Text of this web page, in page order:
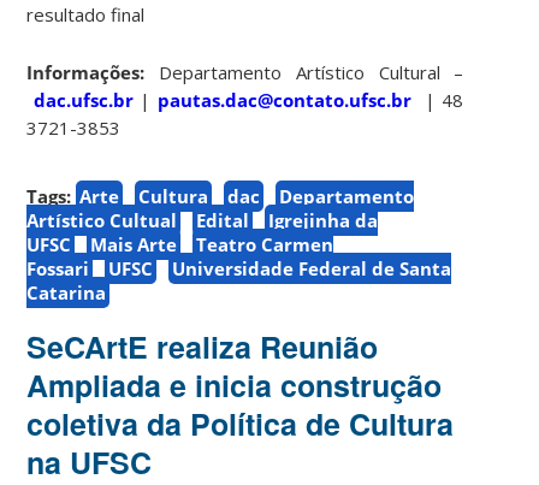
resultado final
Informações: Departamento Artístico Cultural –
dac.ufsc.br| pautas.dac@contato.ufsc.br| 48
3721-3853
Tags: Arte Cultura dac
Departamento
Artístico Cultual
Edital
Igrejinha da
UFSC
Mais Arte
Teatro Carmen
Fossari
UFSC
Universidade Federal de Santa
Catarina
SeCArtE realiza Reunião
Ampliada e inicia construção
coletiva da Política de Cultura
na UFSC